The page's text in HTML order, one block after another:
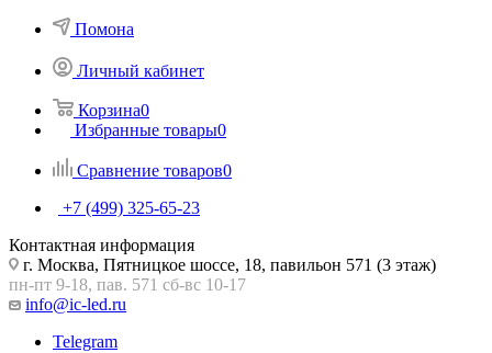
Помона
Личный кабинет
Корзина0
Избранные товары0
Сравнение товаров0
+7 (499) 325-65-23
Контактная информация
г. Москва, Пятницкое шоссе, 18, павильон 571 (3 этаж)
пн-пт 9-18, пав. 571 сб-вс 10-17
info@ic-led.ru
Telegram